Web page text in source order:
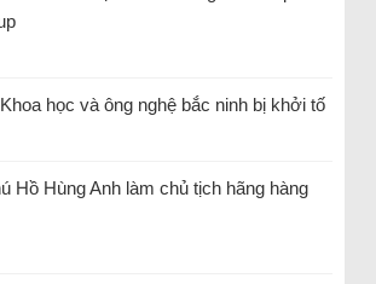
học và ông nghệ bắc ninh bị khởi tố
Hồ Hùng Anh làm chủ tịch hãng hàng